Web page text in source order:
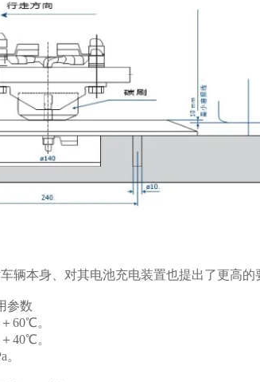
辆本身、对其电池充电装置也提出了更高的
参数
60℃。
40℃。